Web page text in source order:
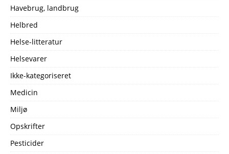
Havebrug, landbrug
Helbred
Helse-litteratur
Helsevarer
Ikke-kategoriseret
Medicin
Miljø
Opskrifter
Pesticider